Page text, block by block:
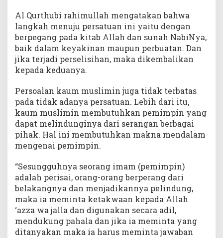
Al Qurthubi rahimullah mengatakan bahwa
langkah menuju persatuan ini yaitu dengan
berpegang pada kitab Allah dan sunah NabiNya,
baik dalam keyakinan maupun perbuatan. Dan
jika terjadi perselisihan, maka dikembalikan
kepada keduanya.
Persoalan kaum muslimin juga tidak terbatas
pada tidak adanya persatuan. Lebih dari itu,
kaum muslimin membutuhkan pemimpin yang
dapat melindunginya dari serangan berbagai
pihak. Hal ini membutuhkan makna mendalam
mengenai pemimpin.
“Sesungguhnya seorang imam (pemimpin)
adalah perisai, orang-orang berperang dari
belakangnya dan menjadikannya pelindung,
maka ia meminta ketakwaan kepada Allah
‘azza wa jalla dan digunakan secara adil,
mendukung pahala dan jika ia meminta yang
ditanyakan maka ia harus meminta jawaban